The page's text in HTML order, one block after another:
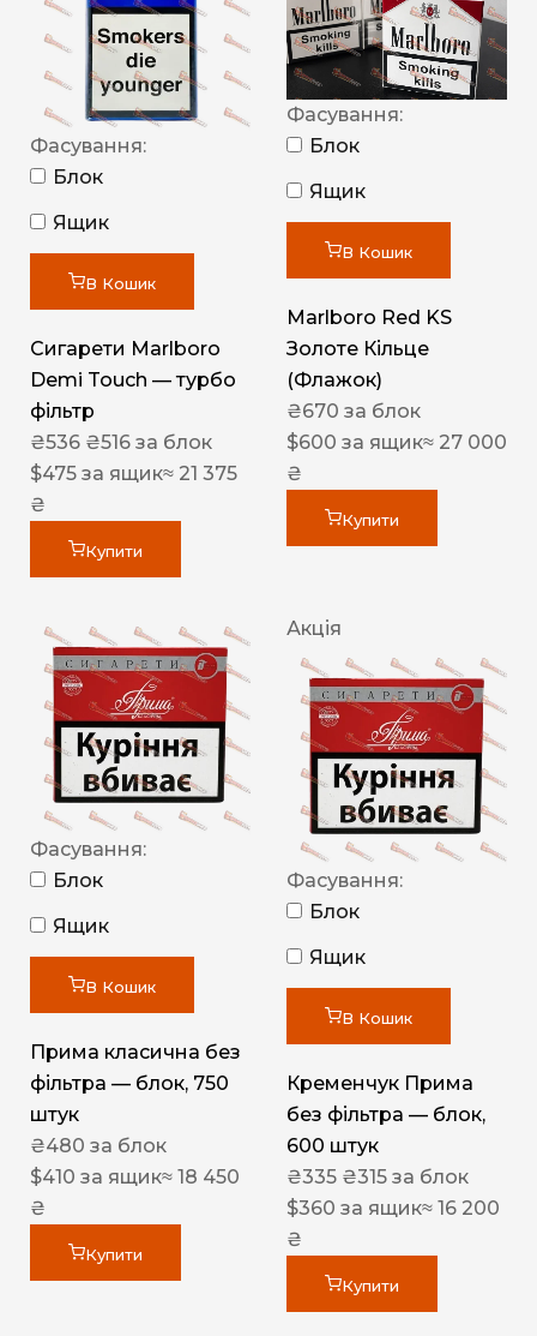
Фасування:
Блок
Ящик
В Кошик
Сигарети Marlboro
Demi Touch — турбо
фільтр
₴536 ₴516 за блок
$475 за ящик≈ 21 375
₴
Купити
Фасування:
Блок
Ящик
В Кошик
Marlboro Red KS
Золоте Кільце
(Флажок)
₴670 за блок
$600 за ящик≈ 27 000
₴
Купити
Фасування:
Блок
Ящик
В Кошик
Прима класична без
фільтра — блок, 750
штук
₴480 за блок
$410 за ящик≈ 18 450
₴
Купити
Акція
Фасування:
Блок
Ящик
В Кошик
Кременчук Прима
без фільтра — блок,
600 штук
₴335 ₴315 за блок
$360 за ящик≈ 16 200
₴
Купити